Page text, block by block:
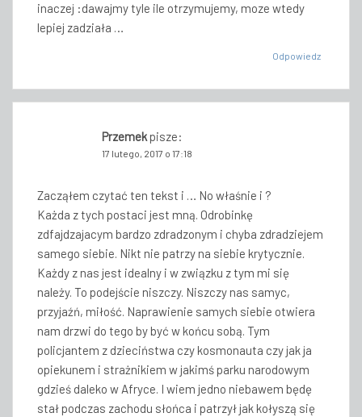
inaczej :dawajmy tyle ile otrzymujemy, moze wtedy
lepiej zadziała …
Odpowiedz
Przemek pisze:
17 lutego, 2017 o 17:18
Zacząłem czytać ten tekst i … No właśnie i ?
Każda z tych postaci jest mną. Odrobinkę
zdfajdzajacym bardzo zdradzonym i chyba zdradziejem
samego siebie. Nikt nie patrzy na siebie krytycznie.
Każdy z nas jest idealny i w związku z tym mi się
należy. To podejście niszczy. Niszczy nas samyc,
przyjaźń, miłość. Naprawienie samych siebie otwiera
nam drzwi do tego by być w końcu sobą. Tym
policjantem z dzieciństwa czy kosmonauta czy jak ja
opiekunem i strażnikiem w jakimś parku narodowym
gdzieś daleko w Afryce. I wiem jedno niebawem będę
stał podczas zachodu słońca i patrzył jak kołyszą się